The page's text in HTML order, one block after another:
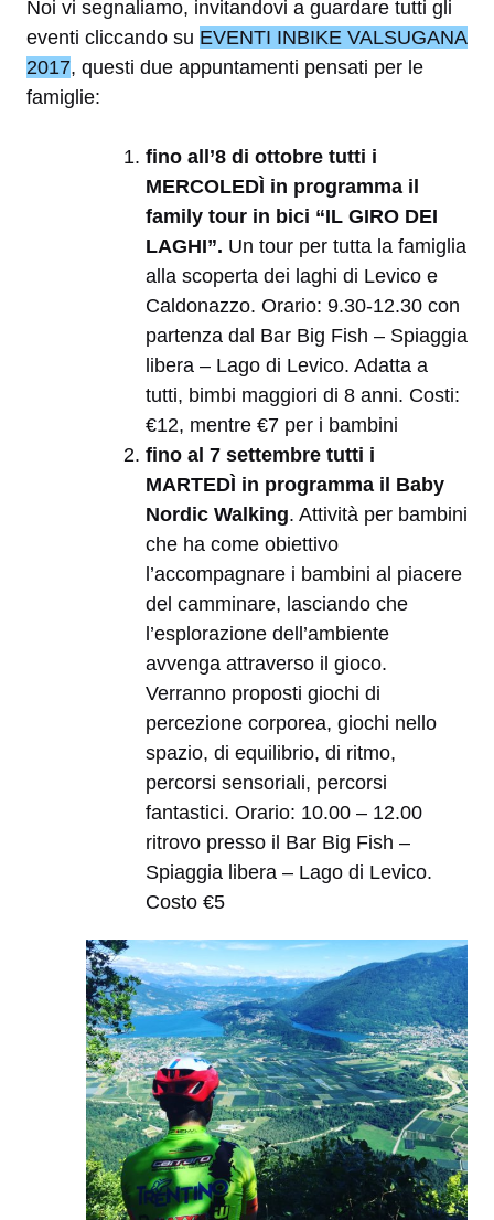
Noi vi segnaliamo, invitandovi a guardare tutti gli
eventi cliccando su EVENTI INBIKE VALSUGANA
2017, questi due appuntamenti pensati per le
famiglie:
fino all’8 di ottobre tutti i
MERCOLEDÌ in programma il
family tour in bici “IL GIRO DEI
LAGHI”. Un tour per tutta la famiglia
alla scoperta dei laghi di Levico e
Caldonazzo. Orario: 9.30-12.30 con
partenza dal Bar Big Fish – Spiaggia
libera – Lago di Levico. Adatta a
tutti, bimbi maggiori di 8 anni. Costi:
€12, mentre €7 per i bambini
fino al 7 settembre tutti i
MARTEDÌ in programma il Baby
Nordic Walking. Attività per bambini
che ha come obiettivo
l’accompagnare i bambini al piacere
del camminare, lasciando che
l’esplorazione dell’ambiente
avvenga attraverso il gioco.
Verranno proposti giochi di
percezione corporea, giochi nello
spazio, di equilibrio, di ritmo,
percorsi sensoriali, percorsi
fantastici. Orario: 10.00 – 12.00
ritrovo presso il Bar Big Fish –
Spiaggia libera – Lago di Levico.
Costo €5